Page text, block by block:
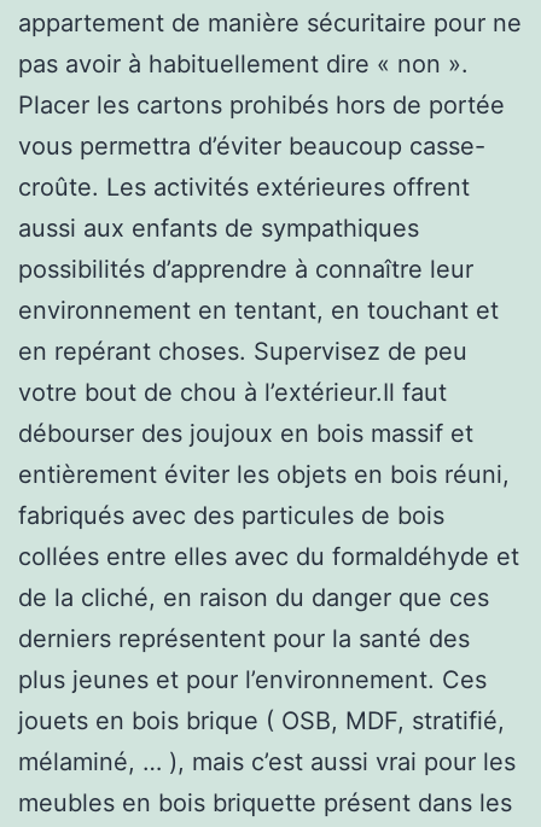
appartement de manière sécuritaire pour ne
pas avoir à habituellement dire « non ».
Placer les cartons prohibés hors de portée
vous permettra d’éviter beaucoup casse-
croûte. Les activités extérieures offrent
aussi aux enfants de sympathiques
possibilités d’apprendre à connaître leur
environnement en tentant, en touchant et
en repérant choses. Supervisez de peu
votre bout de chou à l’extérieur.Il faut
débourser des joujoux en bois massif et
entièrement éviter les objets en bois réuni,
fabriqués avec des particules de bois
collées entre elles avec du formaldéhyde et
de la cliché, en raison du danger que ces
derniers représentent pour la santé des
plus jeunes et pour l’environnement. Ces
jouets en bois brique ( OSB, MDF, stratifié,
mélaminé, … ), mais c’est aussi vrai pour les
meubles en bois briquette présent dans les